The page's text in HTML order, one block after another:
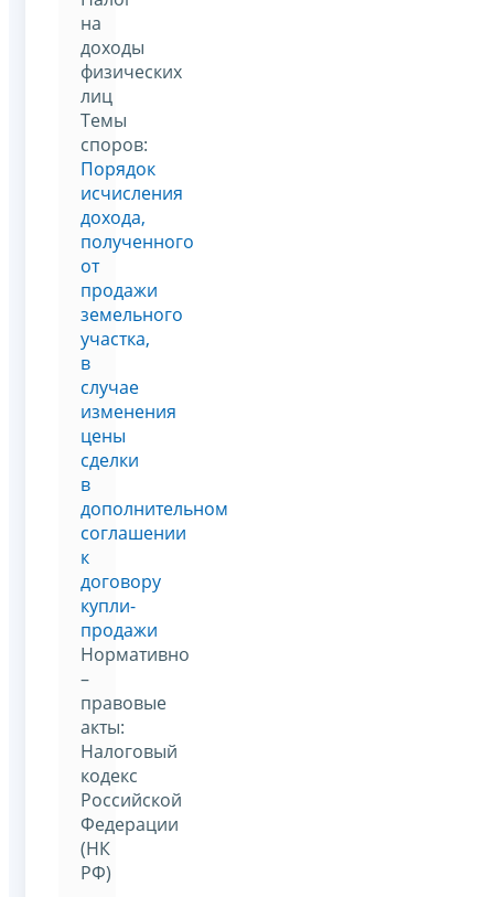
на
доходы
физических
лиц
Темы
споров:
Порядок
исчисления
дохода,
полученного
от
продажи
земельного
участка,
в
случае
изменения
цены
сделки
в
дополнительном
соглашении
к
договору
купли-
продажи
Нормативно
–
правовые
акты:
Налоговый
кодекс
Российской
Федерации
(НК
РФ)